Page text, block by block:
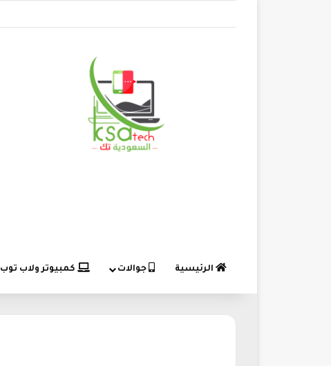
الرئيسية جوالات كمبيوتر ولاب توب